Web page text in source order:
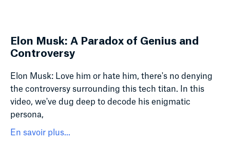
Elon Musk: A Paradox of Genius and
Controversy
Elon Musk: Love him or hate him, there's no denying
the controversy surrounding this tech titan. In this
video, we've dug deep to decode his enigmatic
persona,
En savoir plus...